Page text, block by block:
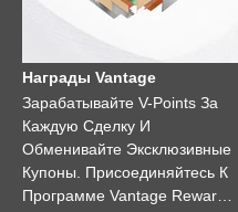
Награды Vantage
Зарабатывайте V-Points За
Каждую Сделку И
Обменивайте Эксклюзивные
Купоны. Присоединяйтесь К
Программе Vantage Rewards